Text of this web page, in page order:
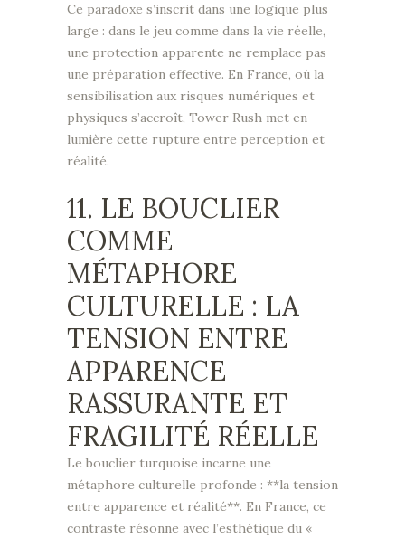
Ce paradoxe s’inscrit dans une logique plus
large : dans le jeu comme dans la vie réelle,
une protection apparente ne remplace pas
une préparation effective. En France, où la
sensibilisation aux risques numériques et
physiques s’accroît, Tower Rush met en
lumière cette rupture entre perception et
réalité.
11. LE BOUCLIER
COMME
MÉTAPHORE
CULTURELLE : LA
TENSION ENTRE
APPARENCE
RASSURANTE ET
FRAGILITÉ RÉELLE
Le bouclier turquoise incarne une
métaphore culturelle profonde : **la tension
entre apparence et réalité**. En France, ce
contraste résonne avec l’esthétique du «